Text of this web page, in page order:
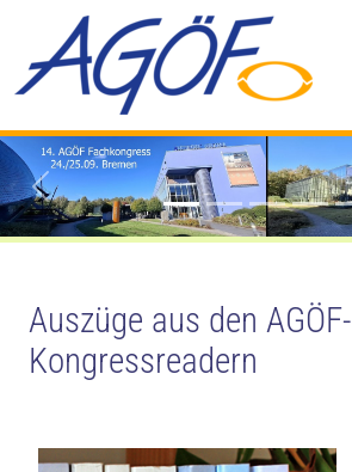
Zurück
Auszüge aus den AGÖF-
Kongressreadern